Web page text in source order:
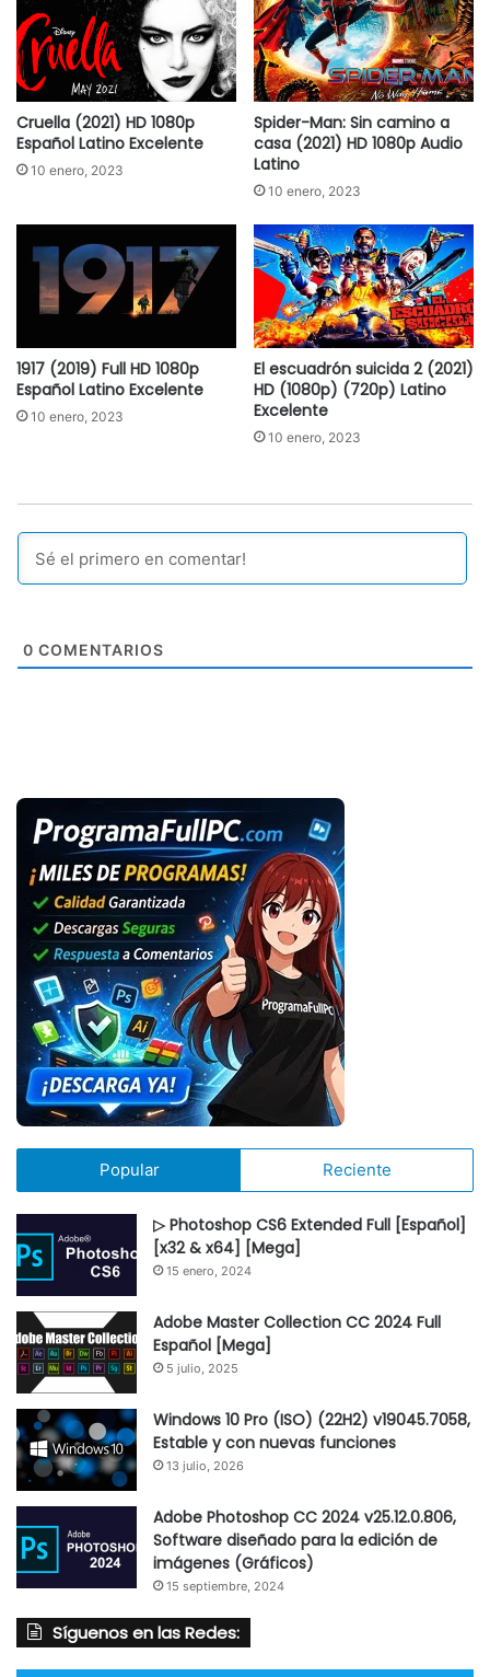
Cruella (2021) HD 1080p
Español Latino Excelente
10 enero, 2023
Spider-Man: Sin camino a
casa (2021) HD 1080p Audio
Latino
10 enero, 2023
1917 (2019) Full HD 1080p
Español Latino Excelente
10 enero, 2023
El escuadrón suicida 2 (2021)
HD (1080p) (720p) Latino
Excelente
10 enero, 2023
0 COMENTARIOS
Popular Reciente
▷ Photoshop CS6 Extended Full [Español]
[x32 & x64] [Mega]
15 enero, 2024
Adobe Master Collection CC 2024 Full
Español [Mega]
5 julio, 2025
Windows 10 Pro (ISO) (22H2) v19045.7058,
Estable y con nuevas funciones
13 julio, 2026
Adobe Photoshop CC 2024 v25.12.0.806,
Software diseñado para la edición de
imágenes (Gráficos)
15 septiembre, 2024
Síguenos en las Redes: